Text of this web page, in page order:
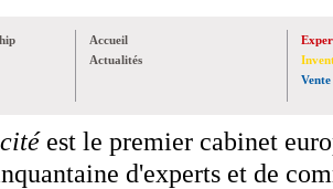
Accueil
Actualités
Vente
est le premier cabinet
d'experts et de